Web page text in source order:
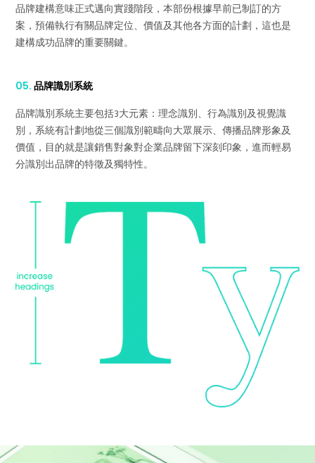
品牌建構意味正式邁向實踐階段，本部份根據早前已制訂的方
案，預備執行有關品牌定位、價值及其他各方面的計劃，這也是
建構成功品牌的重要關鍵。
05. 品牌識別系統
品牌識別系統主要包括3大元素：理念識別、行為識別及視覺識
別，系統有計劃地從三個識別範疇向大眾展示、傳播品牌形象及
價值，目的就是讓銷售對象對企業品牌留下深刻印象，進而輕易
分識別出品牌的特徵及獨特性。